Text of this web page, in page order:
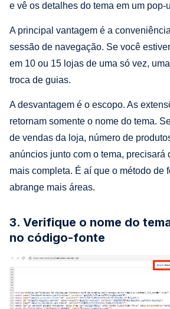
e vê os detalhes do tema em um pop-
A principal vantagem é a
sessão de navegação. Se você
em 10 ou 15 lojas de uma só vez,
troca de guias.
A desvantagem é o escopo. As
retornam somente o nome do tema.
de vendas da loja, número de
anúncios junto com o tema, precisará
mais completa. É aí que o método de
abrange mais áreas.
3. Verifique o nome do
no código-fonte